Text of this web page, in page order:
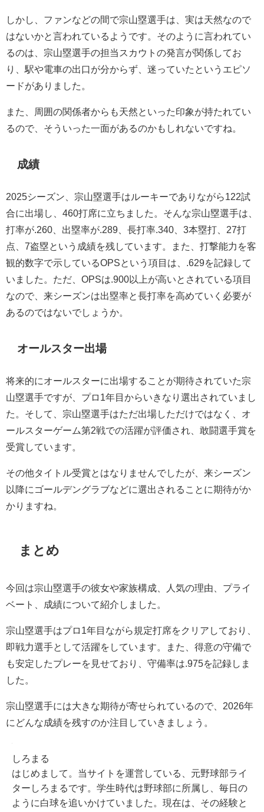
しかし、ファンなどの間で宗山塁選手は、実は天然なので
はないかと言われているようです。そのように言われてい
るのは、宗山塁選手の担当スカウトの発言が関係してお
り、駅や電車の出口が分からず、迷っていたというエピソ
ードがありました。
また、周囲の関係者からも天然といった印象が持たれてい
るので、そういった一面があるのかもしれないですね。
成績
2025シーズン、宗山塁選手はルーキーでありながら122試
合に出場し、460打席に立ちました。そんな宗山塁選手は、
打率が.260、出塁率が.289、長打率.340、3本塁打、27打
点、7盗塁という成績を残しています。また、打撃能力を客
観的数字で示しているOPSという項目は、.629を記録して
いました。ただ、OPSは.900以上が高いとされている項目
なので、来シーズンは出塁率と長打率を高めていく必要が
あるのではないでしょうか。
オールスター出場
将来的にオールスターに出場することが期待されていた宗
山塁選手ですが、プロ1年目からいきなり選出されていまし
た。そして、宗山塁選手はただ出場しただけではなく、オ
ールスターゲーム第2戦での活躍が評価され、敢闘選手賞を
受賞しています。
その他タイトル受賞とはなりませんでしたが、来シーズン
以降にゴールデングラブなどに選出されることに期待がか
かりますね。
まとめ
今回は宗山塁選手の彼女や家族構成、人気の理由、プライ
ベート、成績について紹介しました。
宗山塁選手はプロ1年目ながら規定打席をクリアしており、
即戦力選手として活躍をしています。また、得意の守備で
も安定したプレーを見せており、守備率は.975を記録しま
した。
宗山塁選手には大きな期待が寄せられているので、2026年
にどんな成績を残すのか注目していきましょう。
しろまる
はじめまして。当サイトを運営している、元野球部ライ
ターしろまるです。学生時代は野球部に所属し、毎日の
ように白球を追いかけていました。現在は、その経験と